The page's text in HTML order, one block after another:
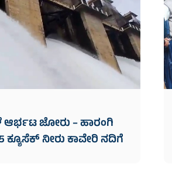
ಆರ್ಭಟ ಜೋರು – ಹಾರಂಗಿ
ನೀರು ಕಾವೇರಿ ನದಿಗೆ